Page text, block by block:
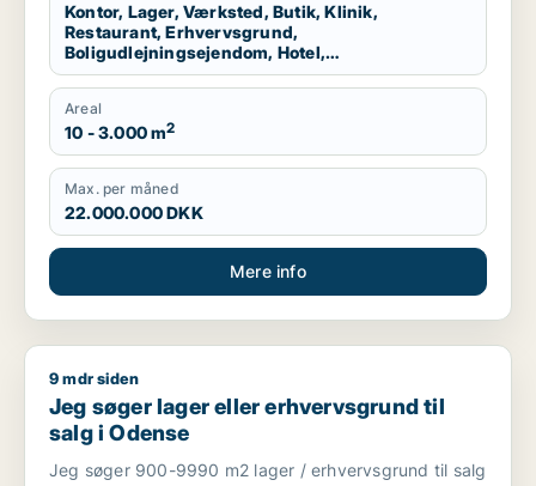
Kontor, Lager, Værksted, Butik, Klinik,
Restaurant, Erhvervsgrund,
Boligudlejningsejendom, Hotel,
Produktionslokaler, Garage
Areal
10 - 3.000 m2
Max. per måned
22.000.000 DKK
Mere info
Jeg søger lager eller erhvervsgrund til salg i Odense
9 mdr siden
Jeg søger lager eller erhvervsgrund til
salg i Odense
Jeg søger 900-9990 m2 lager / erhvervsgrund til salg